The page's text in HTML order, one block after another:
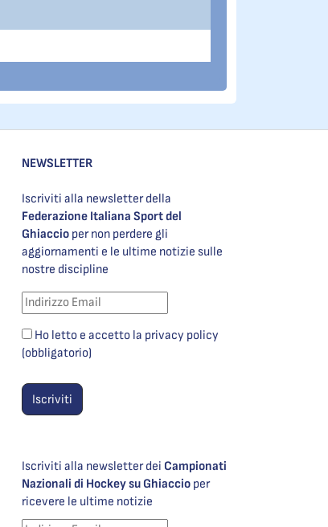
NEWSLETTER
Iscriviti alla newsletter della
Federazione Italiana Sport del
Ghiaccio per non perdere gli
aggiornamenti e le ultime notizie sulle
nostre discipline
Ho letto e accetto la privacy policy
(obbligatorio)
Iscriviti alla newsletter dei Campionati
Nazionali di Hockey su Ghiaccio per
ricevere le ultime notizie